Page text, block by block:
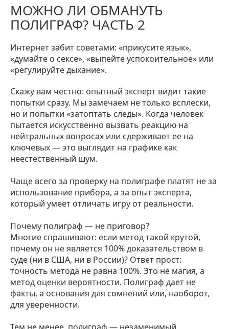
МОЖНО ЛИ ОБМАНУТЬ
ПОЛИГРАФ? ЧАСТЬ 2
Интернет забит советами: «прикусите язык»,
«думайте о сексе», «выпейте успокоительное» или
«регулируйте дыхание».
Скажу вам честно: опытный эксперт видит такие
попытки сразу. Мы замечаем не только всплески,
но и попытки «затоптать следы». Когда человек
пытается искусственно вызвать реакцию на
нейтральных вопросах или сдерживает ее на
ключевых — это выглядит на графике как
неестественный шум.
Чаще всего за проверку на полиграфе платят не за
использование прибора, а за опыт эксперта,
который умеет отличать игру от реальности.
Почему полиграф — не приговор?
Многие спрашивают: если метод такой крутой,
почему он не является 100% доказательством в
суде (ни в США, ни в России)? Ответ прост:
точность метода не равна 100%. Это не магия, а
метод оценки вероятности. Полиграф дает не
факты, а основания для сомнений или, наоборот,
для уверенности.